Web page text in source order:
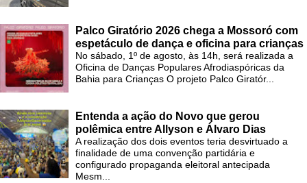
Palco Giratório 2026 chega a Mossoró com
espetáculo de dança e oficina para crianças
No sábado, 1º de agosto, às 14h, será realizada a
Oficina de Danças Populares Afrodiaspóricas da
Bahia para Crianças O projeto Palco Giratór...
Entenda a ação do Novo que gerou
polêmica entre Allyson e Álvaro Dias
A realização dos dois eventos teria desvirtuado a
finalidade de uma convenção partidária e
configurado propaganda eleitoral antecipada
Mesm...